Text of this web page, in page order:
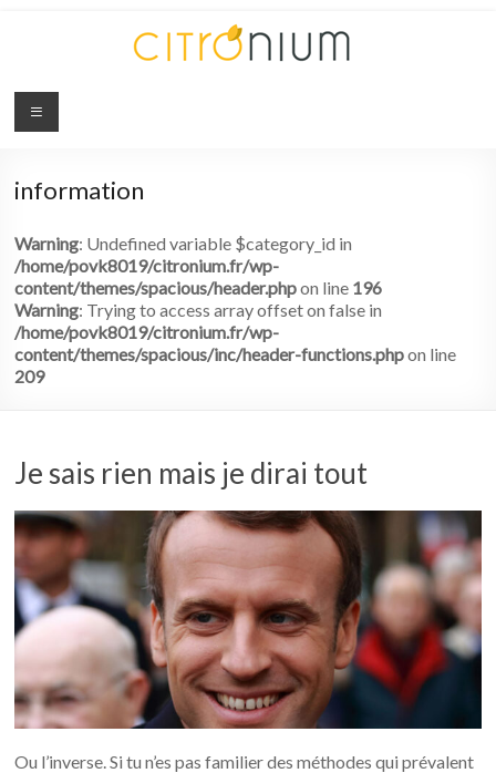
Citronium
Abonnez-
à
information
Warning: Undefined variable $category_id in
/home/povk8019/citronium.fr/wp-
content/themes/spacious/header.phpon line 196
Warning: Trying to access array offset on false in
/home/povk8019/citronium.fr/wp-
content/themes/spacious/inc/header-functions.phpon line
209
Je sais rien mais je dirai tout
Ou l’inverse. Si tu n’es pas familier des méthodes qui prévalent